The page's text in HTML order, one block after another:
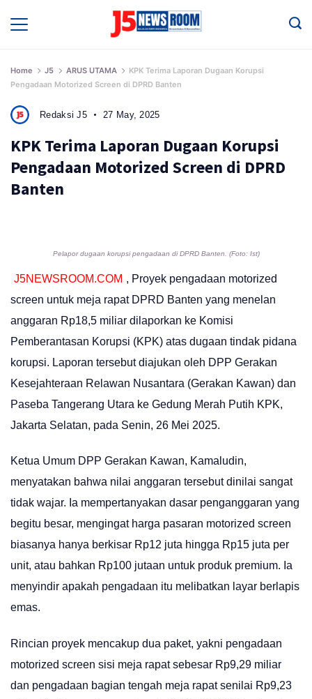
Home J5 ARUS UTAMA
KPK Terima Laporan Dugaan Korupsi
Pengadaan Motorized Screen di DPRD Banten
Redaksi J5 27 May, 2025
KPK Terima Laporan Dugaan Korupsi
Pengadaan Motorized Screen di DPRD
Banten
Pelapor dugaan korupsi pengadaan di DPRD Banten. (Foto: Ist)
J5NEWSROOM.COM , Proyek pengadaan motorized
screen untuk meja rapat DPRD Banten yang menelan
anggaran Rp18,5 miliar dilaporkan ke Komisi
Pemberantasan Korupsi (KPK) atas dugaan tindak pidana
korupsi. Laporan tersebut diajukan oleh DPP Gerakan
Kesejahteraan Relawan Nusantara (Gerakan Kawan) dan
Paseba Tangerang Utara ke Gedung Merah Putih KPK,
Jakarta Selatan, pada Senin, 26 Mei 2025.
Ketua Umum DPP Gerakan Kawan, Kamaludin,
menyatakan bahwa nilai anggaran tersebut dinilai sangat
tidak wajar. Ia mempertanyakan dasar penganggaran yang
begitu besar, mengingat harga pasaran motorized screen
biasanya hanya berkisar Rp12 juta hingga Rp15 juta per
unit, atau bahkan Rp100 jutaan untuk produk premium. Ia
menyindir apakah pengadaan itu melibatkan layar berlapis
emas.
Rincian proyek mencakup dua paket, yakni pengadaan
motorized screen sisi meja rapat sebesar Rp9,29 miliar
dan pengadaan bagian tengah meja rapat senilai Rp9,23